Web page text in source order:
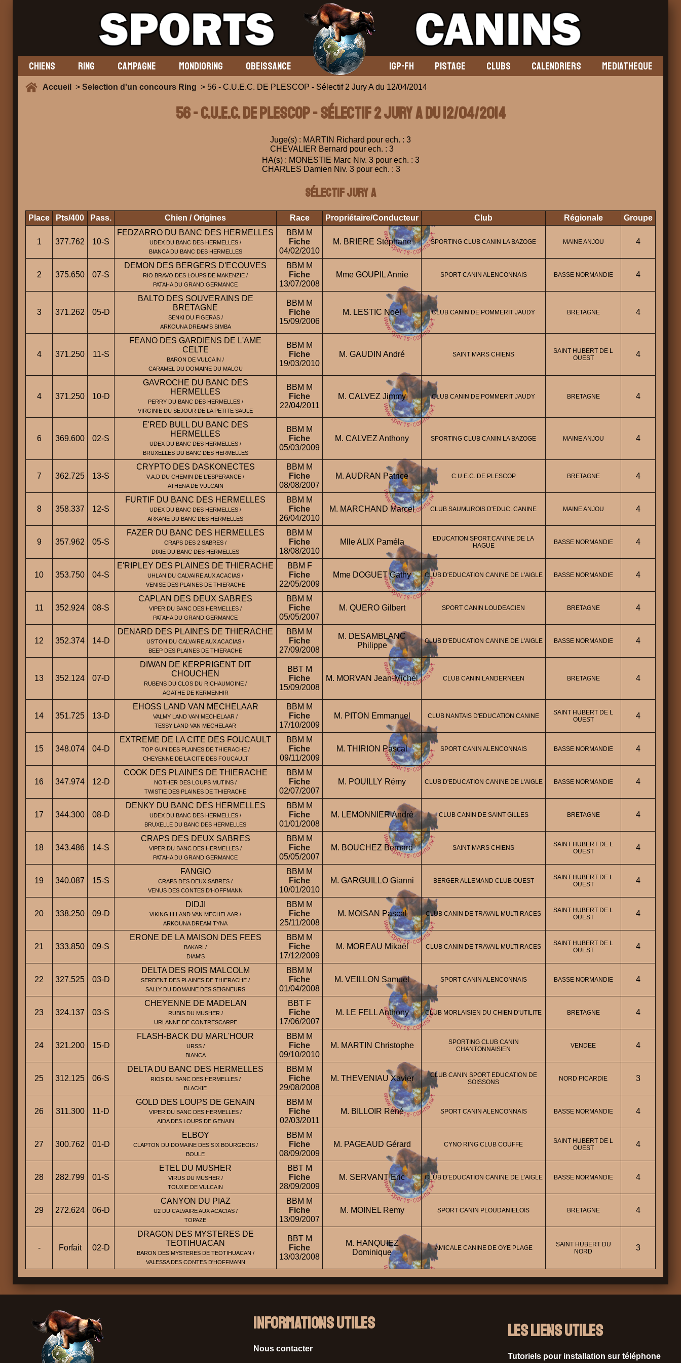
CHIENS RING CAMPAGNE MONDIORING OBEISSANCE IGP-FH PISTAGE CLUBS CALENDRIERS MEDIATHEQUE
Accueil > Selection d'un concours Ring > 56 - C.U.E.C. DE PLESCOP - Sélectif 2 Jury A du 12/04/2014
56 - C.U.E.C. DE PLESCOP - Sélectif 2 Jury A du 12/04/2014
Juge(s) : MARTIN Richard pour ech. : 3
CHEVALIER Bernard pour ech. : 3
HA(s) : MONESTIE Marc Niv. 3 pour ech. : 3
CHARLES Damien Niv. 3 pour ech. : 3
Sélectif Jury A
Place Pts/400 Pass. Chien / Origines Race Propriétaire/Conducteur Club Régionale Groupe
1 377.762 10-S
FEDZARRO DU BANC DES HERMELLES
UDEX DU BANC DES HERMELLES /
BIANCA DU BANC DES HERMELLES
BBM M
Fiche
04/02/2010
M. BRIERE Stéphane SPORTING CLUB CANIN LA BAZOGE MAINE ANJOU 4
2 375.650 07-S
DEMON DES BERGERS D'ECOUVES
RIO BRAVO DES LOUPS DE MAKENZIE /
PATAHA DU GRAND GERMANCE
BBM M
Fiche
13/07/2008
Mme GOUPIL Annie SPORT CANIN ALENCONNAIS BASSE NORMANDIE 4
3 371.262 05-D
BALTO DES SOUVERAINS DE
BRETAGNE
SENKI DU FIGERAS /
ARKOUNA DREAM'S SIMBA
BBM M
Fiche
15/09/2006
M. LESTIC Noël CLUB CANIN DE POMMERIT JAUDY BRETAGNE 4
4 371.250 11-S
FEANO DES GARDIENS DE L'AME
CELTE
BARON DE VULCAIN /
CARAMEL DU DOMAINE DU MALOU
BBM M
Fiche
19/03/2010
M. GAUDIN André SAINT MARS CHIENS
SAINT HUBERT DE L
OUEST
4
4 371.250 10-D
GAVROCHE DU BANC DES
HERMELLES
PERRY DU BANC DES HERMELLES /
VIRGINIE DU SEJOUR DE LA PETITE SAULE
BBM M
Fiche
22/04/2011
M. CALVEZ Jimmy CLUB CANIN DE POMMERIT JAUDY BRETAGNE 4
6 369.600 02-S
E'RED BULL DU BANC DES
HERMELLES
UDEX DU BANC DES HERMELLES /
BRUXELLES DU BANC DES HERMELLES
BBM M
Fiche
05/03/2009
M. CALVEZ Anthony SPORTING CLUB CANIN LA BAZOGE MAINE ANJOU 4
7 362.725 13-S
CRYPTO DES DASKONECTES
V.A.D DU CHEMIN DE L'ESPERANCE /
ATHENA DE VULCAIN
BBM M
Fiche
08/08/2007
M. AUDRAN Patrice C.U.E.C. DE PLESCOP BRETAGNE 4
8 358.337 12-S
FURTIF DU BANC DES HERMELLES
UDEX DU BANC DES HERMELLES /
ARKANE DU BANC DES HERMELLES
BBM M
Fiche
26/04/2010
M. MARCHAND Marcel CLUB SAUMUROIS D'EDUC. CANINE MAINE ANJOU 4
9 357.962 05-S
FAZER DU BANC DES HERMELLES
CRAPS DES 2 SABRES /
DIXIE DU BANC DES HERMELLES
BBM M
Fiche
18/08/2010
Mlle ALIX Paméla
EDUCATION SPORT.CANINE DE LA
HAGUE
BASSE NORMANDIE 4
10 353.750 04-S
E'RIPLEY DES PLAINES DE THIERACHE
UHLAN DU CALVAIRE AUX ACACIAS /
VENISE DES PLAINES DE THIERACHE
BBM F
Fiche
22/05/2009
Mme DOGUET Cathy CLUB D'EDUCATION CANINE DE L'AIGLE BASSE NORMANDIE 4
11 352.924 08-S
CAPLAN DES DEUX SABRES
VIPER DU BANC DES HERMELLES /
PATAHA DU GRAND GERMANCE
BBM M
Fiche
05/05/2007
M. QUERO Gilbert SPORT CANIN LOUDEACIEN BRETAGNE 4
12 352.374 14-D
DENARD DES PLAINES DE THIERACHE
US'TON DU CALVAIRE AUX ACACIAS /
BEEP DES PLAINES DE THIERACHE
BBM M
Fiche
27/09/2008
M. DESAMBLANC
Philippe
CLUB D'EDUCATION CANINE DE L'AIGLE BASSE NORMANDIE 4
13 352.124 07-D
DIWAN DE KERPRIGENT DIT
CHOUCHEN
RUBENS DU CLOS DU RICHAUMOINE /
AGATHE DE KERMENHIR
BBT M
Fiche
15/09/2008
M. MORVAN Jean-Michel CLUB CANIN LANDERNEEN BRETAGNE 4
14 351.725 13-D
EHOSS LAND VAN MECHELAAR
VALMY LAND VAN MECHELAAR /
TESSY LAND VAN MECHELAAR
BBM M
Fiche
17/10/2009
M. PITON Emmanuel CLUB NANTAIS D'EDUCATION CANINE
SAINT HUBERT DE L
OUEST
4
15 348.074 04-D
EXTREME DE LA CITE DES FOUCAULT
TOP GUN DES PLAINES DE THIERACHE /
CHEYENNE DE LA CITE DES FOUCAULT
BBM M
Fiche
09/11/2009
M. THIRION Pascal SPORT CANIN ALENCONNAIS BASSE NORMANDIE 4
16 347.974 12-D
COOK DES PLAINES DE THIERACHE
NOTHER DES LOUPS MUTINS /
TWISTIE DES PLAINES DE THIERACHE
BBM M
Fiche
02/07/2007
M. POUILLY Rémy CLUB D'EDUCATION CANINE DE L'AIGLE BASSE NORMANDIE 4
17 344.300 08-D
DENKY DU BANC DES HERMELLES
UDEX DU BANC DES HERMELLES /
BRUXELLE DU BANC DES HERMELLES
BBM M
Fiche
01/01/2008
M. LEMONNIER André CLUB CANIN DE SAINT GILLES BRETAGNE 4
18 343.486 14-S
CRAPS DES DEUX SABRES
VIPER DU BANC DES HERMELLES /
PATAHA DU GRAND GERMANCE
BBM M
Fiche
05/05/2007
M. BOUCHEZ Bernard SAINT MARS CHIENS
SAINT HUBERT DE L
OUEST
4
19 340.087 15-S
FANGIO
CRAPS DES DEUX SABRES /
VENUS DES CONTES D'HOFFMANN
BBM M
Fiche
10/01/2010
M. GARGUILLO Gianni BERGER ALLEMAND CLUB OUEST
SAINT HUBERT DE L
OUEST
4
20 338.250 09-D
DIDJI
VIKING III LAND VAN MECHELAAR /
ARKOUNA DREAM TYNA
BBM M
Fiche
25/11/2008
M. MOISAN Pascal CLUB CANIN DE TRAVAIL MULTI RACES
SAINT HUBERT DE L
OUEST
4
21 333.850 09-S
ERONE DE LA MAISON DES FEES
BAKARI /
DIAM'S
BBM M
Fiche
17/12/2009
M. MOREAU Mikaël CLUB CANIN DE TRAVAIL MULTI RACES
SAINT HUBERT DE L
OUEST
4
22 327.525 03-D
DELTA DES ROIS MALCOLM
SERDENT DES PLAINES DE THIERACHE /
SALLY DU DOMAINE DES SEIGNEURS
BBM M
Fiche
01/04/2008
M. VEILLON Samuel SPORT CANIN ALENCONNAIS BASSE NORMANDIE 4
23 324.137 03-S
CHEYENNE DE MADELAN
RUBIS DU MUSHER /
URLANNE DE CONTRESCARPE
BBT F
Fiche
17/06/2007
M. LE FELL Anthony CLUB MORLAISIEN DU CHIEN D'UTILITE BRETAGNE 4
24 321.200 15-D
FLASH-BACK DU MARL'HOUR
URSS /
BIANCA
BBM M
Fiche
09/10/2010
M. MARTIN Christophe
SPORTING CLUB CANIN
CHANTONNAISIEN
VENDEE 4
25 312.125 06-S
DELTA DU BANC DES HERMELLES
RIOS DU BANC DES HERMELLES /
BLACKIE
BBM M
Fiche
29/08/2008
M. THEVENIAU Xavier
CLUB CANIN SPORT EDUCATION DE
SOISSONS
NORD PICARDIE 3
26 311.300 11-D
GOLD DES LOUPS DE GENAIN
VIPER DU BANC DES HERMELLES /
AIDA DES LOUPS DE GENAIN
BBM M
Fiche
02/03/2011
M. BILLOIR René SPORT CANIN ALENCONNAIS BASSE NORMANDIE 4
27 300.762 01-D
ELBOY
CLAPTON DU DOMAINE DES SIX BOURGEOIS /
BOULE
BBM M
Fiche
08/09/2009
M. PAGEAUD Gérard CYNO RING CLUB COUFFE
SAINT HUBERT DE L
OUEST
4
28 282.799 01-S
ETEL DU MUSHER
VIRUS DU MUSHER /
TOUXIE DE VULCAIN
BBT M
Fiche
28/09/2009
M. SERVANT Eric CLUB D'EDUCATION CANINE DE L'AIGLE BASSE NORMANDIE 4
29 272.624 06-D
CANYON DU PIAZ
U2 DU CALVAIRE AUX ACACIAS /
TOPAZE
BBM M
Fiche
13/09/2007
M. MOINEL Remy SPORT CANIN PLOUDANIELOIS BRETAGNE 4
- Forfait 02-D
DRAGON DES MYSTERES DE
TEOTIHUACAN
BARON DES MYSTERES DE TEOTIHUACAN /
VALESSA DES CONTES D'HOFFMANN
BBT M
Fiche
13/03/2008
M. HANQUIEZ
Dominique
AMICALE CANINE DE OYE PLAGE
SAINT HUBERT DU
NORD
3
Informations Utiles
Nous contacter
Les liens utiles
Tutoriels pour installation sur téléphone